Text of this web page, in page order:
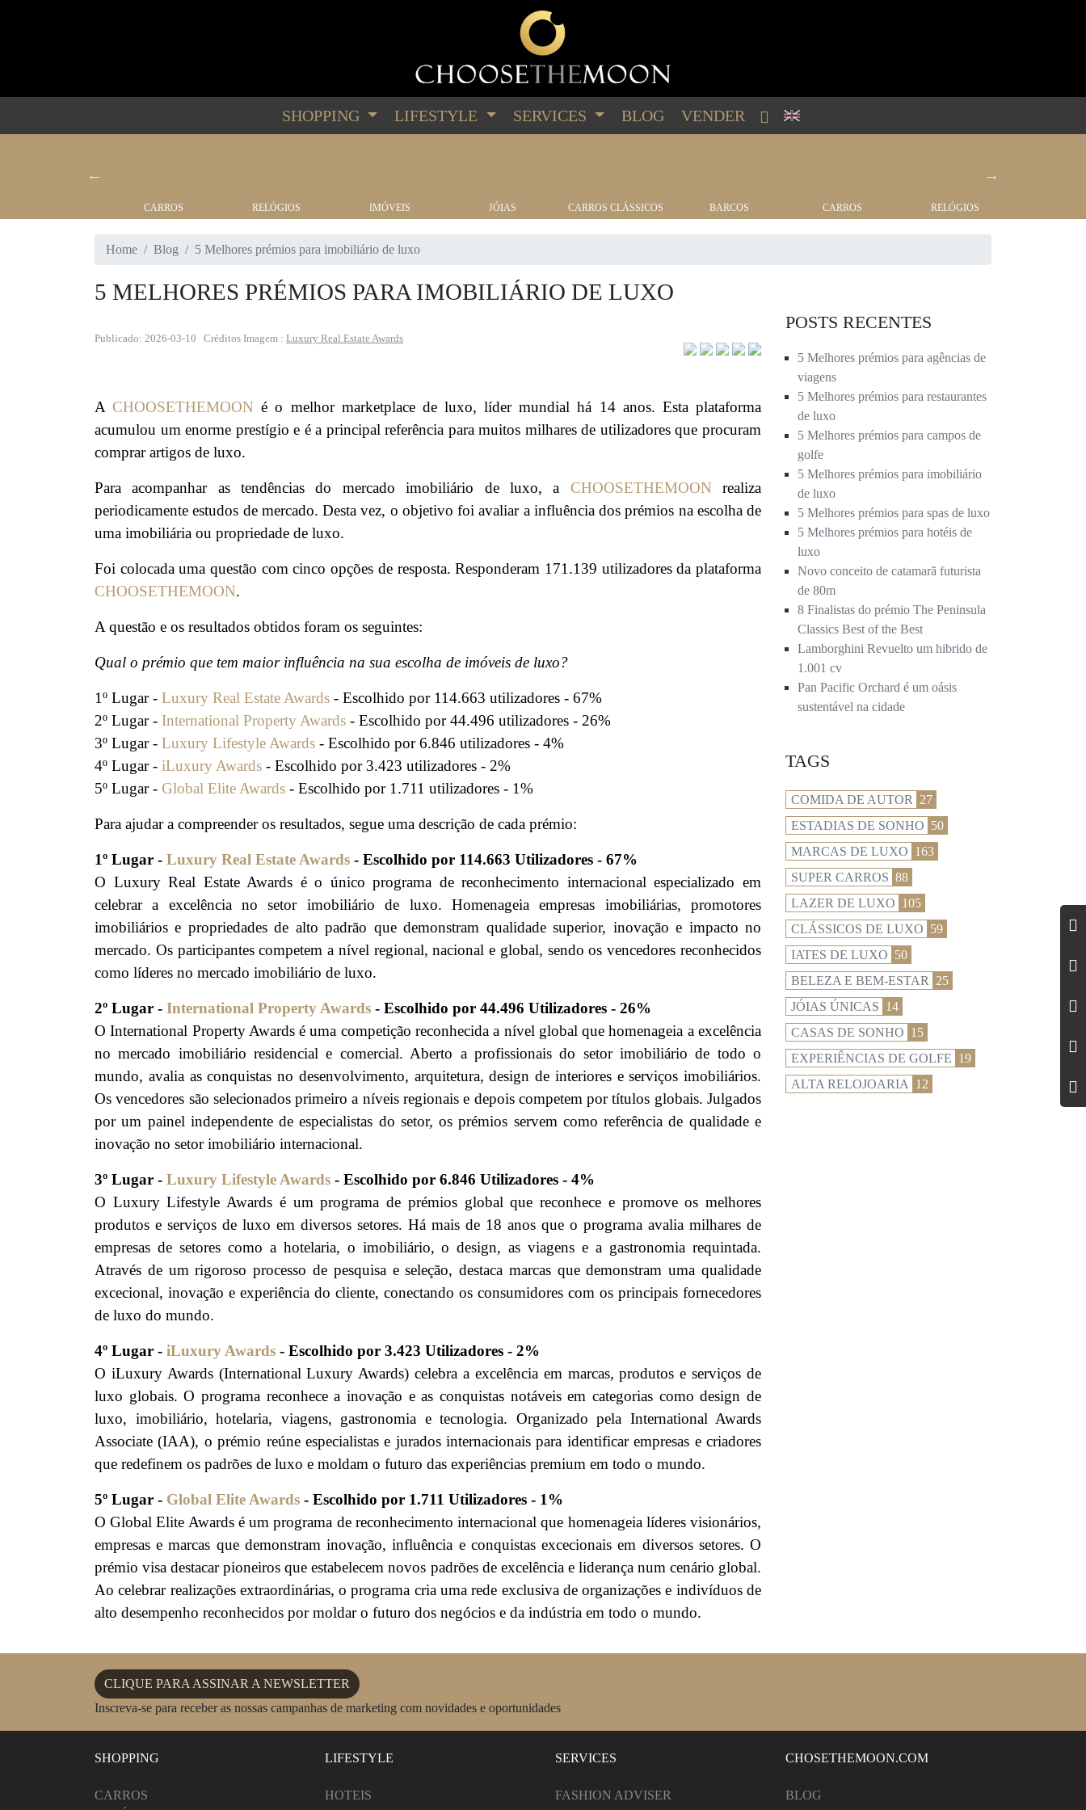
SHOPPING LIFESTYLE SERVICES BLOG VENDER
CARROS RELÓGIOS IMÓVEIS JÓIAS CARROS CLÁSSICOS BARCOS CARROS RELÓGIOS
Home Blog 5 Melhores prémios para imobiliário de luxo
5 MELHORES PRÉMIOS PARA IMOBILIÁRIO DE LUXO
Publicado: 2026-03-10 Créditos Imagem : Luxury Real Estate Awards
ACHOOSETHEMOON é o melhor marketplace de luxo, líder mundial há 14 anos. Esta plataforma
acumulou um enorme prestígio e é a principal referência para muitos milhares de utilizadores que procuram
comprar artigos de luxo.
Para acompanhar as tendências do mercado imobiliário de luxo, a CHOOSETHEMOON realiza
periodicamente estudos de mercado. Desta vez, o objetivo foi avaliar a influência dos prémios na escolha de
uma imobiliária ou propriedade de luxo.
Foi colocada uma questão com cinco opções de resposta. Responderam 171.139 utilizadores da plataforma
CHOOSETHEMOON.
A questão e os resultados obtidos foram os seguintes:
Qual o prémio que tem maior influência na sua escolha de imóveis de luxo?
1º Lugar - Luxury Real Estate Awards - Escolhido por 114.663 utilizadores - 67%
2º Lugar - International Property Awards - Escolhido por 44.496 utilizadores - 26%
3º Lugar - Luxury Lifestyle Awards - Escolhido por 6.846 utilizadores - 4%
4º Lugar - iLuxury Awards - Escolhido por 3.423 utilizadores - 2%
5º Lugar - Global Elite Awards - Escolhido por 1.711 utilizadores - 1%
Para ajudar a compreender os resultados, segue uma descrição de cada prémio:
1º Lugar - Luxury Real Estate Awards - Escolhido por 114.663 Utilizadores - 67%
O Luxury Real Estate Awards é o único programa de reconhecimento internacional especializado em
celebrar a excelência no setor imobiliário de luxo. Homenageia empresas imobiliárias, promotores
imobiliários e propriedades de alto padrão que demonstram qualidade superior, inovação e impacto no
mercado. Os participantes competem a nível regional, nacional e global, sendo os vencedores reconhecidos
como líderes no mercado imobiliário de luxo.
2º Lugar - International Property Awards - Escolhido por 44.496 Utilizadores - 26%
O International Property Awards é uma competição reconhecida a nível global que homenageia a excelência
no mercado imobiliário residencial e comercial. Aberto a profissionais do setor imobiliário de todo o
mundo, avalia as conquistas no desenvolvimento, arquitetura, design de interiores e serviços imobiliários.
Os vencedores são selecionados primeiro a níveis regionais e depois competem por títulos globais. Julgados
por um painel independente de especialistas do setor, os prémios servem como referência de qualidade e
inovação no setor imobiliário internacional.
3º Lugar - Luxury Lifestyle Awards - Escolhido por 6.846 Utilizadores - 4%
O Luxury Lifestyle Awards é um programa de prémios global que reconhece e promove os melhores
produtos e serviços de luxo em diversos setores. Há mais de 18 anos que o programa avalia milhares de
empresas de setores como a hotelaria, o imobiliário, o design, as viagens e a gastronomia requintada.
Através de um rigoroso processo de pesquisa e seleção, destaca marcas que demonstram uma qualidade
excecional, inovação e experiência do cliente, conectando os consumidores com os principais fornecedores
de luxo do mundo.
4º Lugar - iLuxury Awards - Escolhido por 3.423 Utilizadores - 2%
O iLuxury Awards (International Luxury Awards) celebra a excelência em marcas, produtos e serviços de
luxo globais. O programa reconhece a inovação e as conquistas notáveis ​​em categorias como design de
luxo, imobiliário, hotelaria, viagens, gastronomia e tecnologia. Organizado pela International Awards
Associate (IAA), o prémio reúne especialistas e jurados internacionais para identificar empresas e criadores
que redefinem os padrões de luxo e moldam o futuro das experiências premium em todo o mundo.
5º Lugar - Global Elite Awards - Escolhido por 1.711 Utilizadores - 1%
O Global Elite Awards é um programa de reconhecimento internacional que homenageia líderes visionários,
empresas e marcas que demonstram inovação, influência e conquistas excecionais em diversos setores. O
prémio visa destacar pioneiros que estabelecem novos padrões de excelência e liderança num cenário global.
Ao celebrar realizações extraordinárias, o programa cria uma rede exclusiva de organizações e indivíduos de
alto desempenho reconhecidos por moldar o futuro dos negócios e da indústria em todo o mundo.
POSTS RECENTES
5 Melhores prémios para agências de
viagens
5 Melhores prémios para restaurantes
de luxo
5 Melhores prémios para campos de
golfe
5 Melhores prémios para imobiliário
de luxo
5 Melhores prémios para spas de luxo
5 Melhores prémios para hotéis de
luxo
Novo conceito de catamarã futurista
de 80m
8 Finalistas do prémio The Peninsula
Classics Best of the Best
Lamborghini Revuelto um hibrido de
1.001 cv
Pan Pacific Orchard é um oásis
sustentável na cidade
TAGS
COMIDA DE AUTOR
27
ESTADIAS DE SONHO 50
MARCAS DE LUXO 163
SUPER CARROS 88
LAZER DE LUXO 105
CLÁSSICOS DE LUXO 59
IATES DE LUXO 50
BELEZA E BEM-ESTAR
25
JÓIAS ÚNICAS 14
CASAS DE SONHO 15
EXPERIÊNCIAS DE GOLFE 19
ALTA RELOJOARIA
12
CLIQUE PARA ASSINAR A NEWSLETTER
Inscreva-se para receber as nossas campanhas de marketing com novidades e oportunidades
SHOPPING
CARROS
LIFESTYLE
HOTEIS
SERVICES
FASHION ADVISER
CHOSETHEMOON.COM
BLOG